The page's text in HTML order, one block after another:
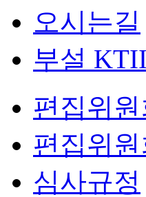
오시는길
부설 KTII
편집위원
편집위
심사규정